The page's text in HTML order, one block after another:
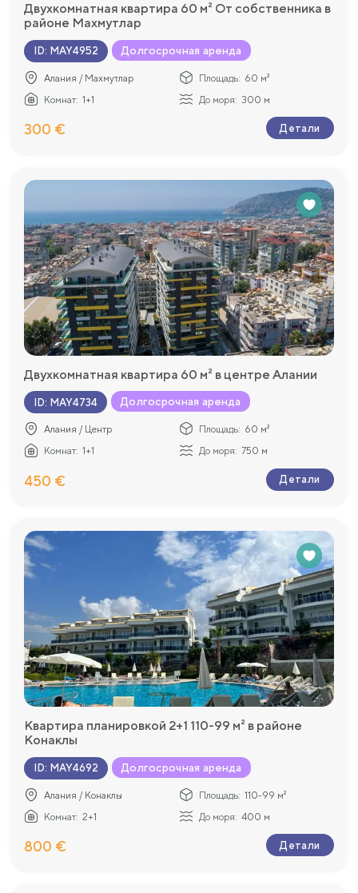
Двухкомнатная квартира 60 м² От собственника в
районе Махмутлар
ID: MAY4952 Долгосрочная аренда
Алания / Махмутлар Площадь: 60 м²
Комнат: 1+1 До моря: 300 м
300 € Детали
Двухкомнатная квартира 60 м² в центре Алании
ID: MAY4734 Долгосрочная аренда
Алания / Центр Площадь: 60 м²
Комнат: 1+1 До моря: 750 м
450 € Детали
Квартира планировкой 2+1 110-99 м² в районе
Конаклы
ID: MAY4692 Долгосрочная аренда
Алания / Конаклы Площадь: 110-99 м²
Комнат: 2+1 До моря: 400 м
800 € Детали